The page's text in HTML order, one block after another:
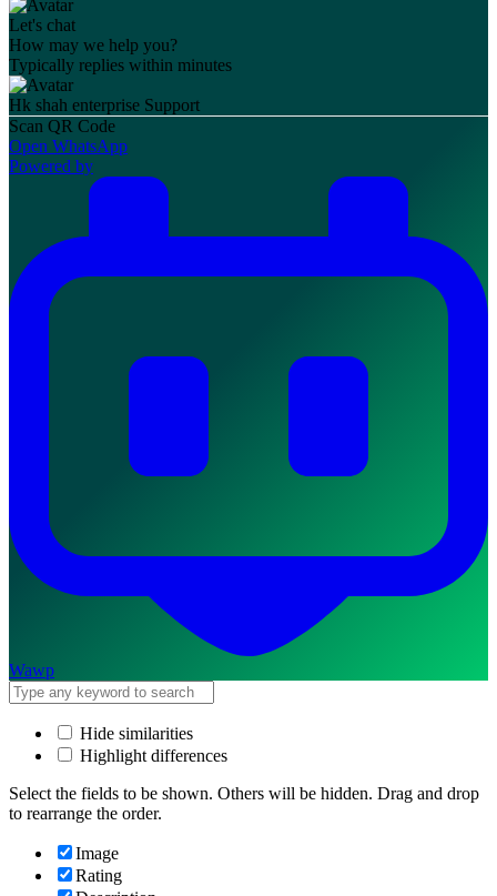
Let's chat
How may we help you?
Typically replies within minutes
Hk shah enterprise Support
Scan QR Code
Open WhatsApp
Powered by
Wawp
Hide similarities
Highlight differences
Select the fields to be shown. Others will be hidden. Drag and drop
to rearrange the order.
Image
Rating